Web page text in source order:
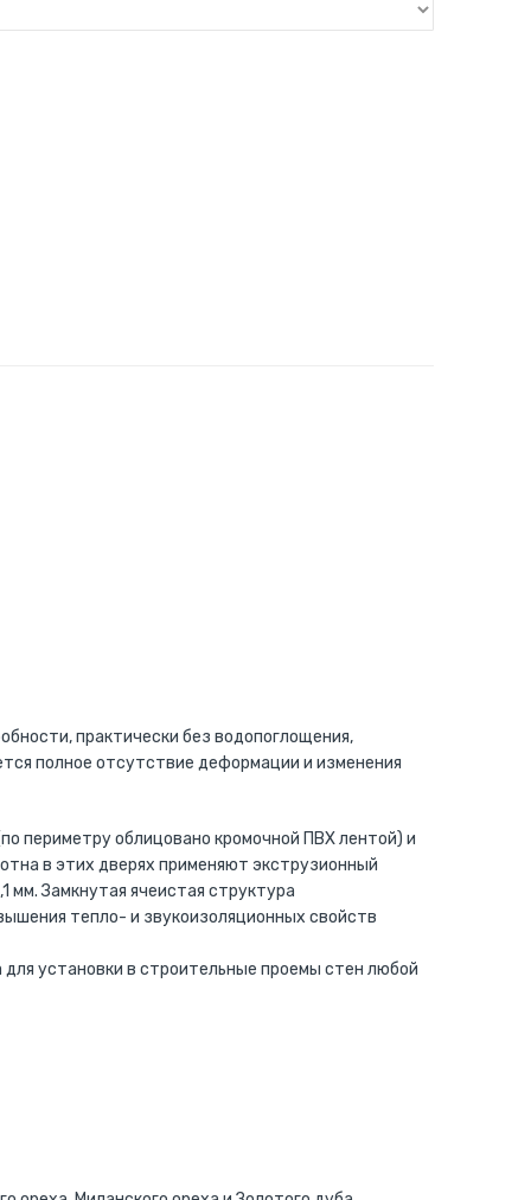
практически без водопоглощения,
полное отсутствие деформации и изменения
периметру облицовано кромочной ПВХ лентой) и
в этих дверях применяют экструзионный
мм. Замкнутая ячеистая структура
тепло- и звукоизоляционных свойств
установки в строительные проемы стен любой